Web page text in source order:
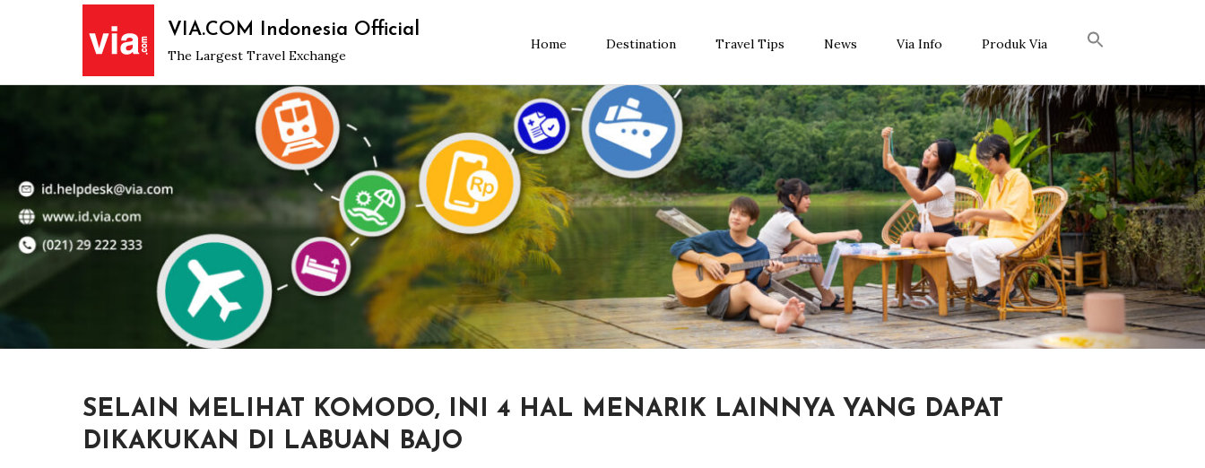
VIA.COM Indonesia Official
The Largest Travel Exchange
Home Destination Travel Tips News Via Info Produk Via
SELAIN MELIHAT KOMODO, INI 4 HAL MENARIK LAINNYA YANG DAPAT
DIKAKUKAN DI LABUAN BAJO